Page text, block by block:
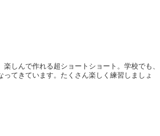
しんで作れる超ショートショート。学校でも、
てきています。たくさん楽しく練習しましょ